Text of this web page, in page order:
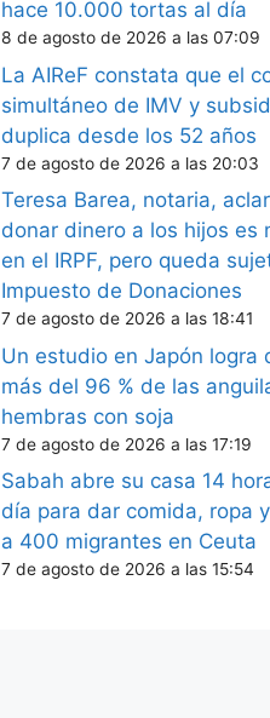
hace 10.000 tortas al día
8 de agosto de 2026 a las 07:09
La AIReF constata que el
simultáneo de IMV y
duplica desde los 52 años
7 de agosto de 2026 a las 20:03
Teresa Barea, notaria,
donar dinero a los hijos es
en el IRPF, pero queda
Impuesto de Donaciones
7 de agosto de 2026 a las 18:41
Un estudio en Japón logra
más del 96 % de las
hembras con soja
7 de agosto de 2026 a las 17:19
Sabah abre su casa 14
día para dar comida, ropa
a 400 migrantes en Ceuta
7 de agosto de 2026 a las 15:54